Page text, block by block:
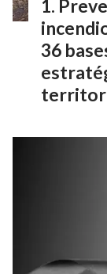
36